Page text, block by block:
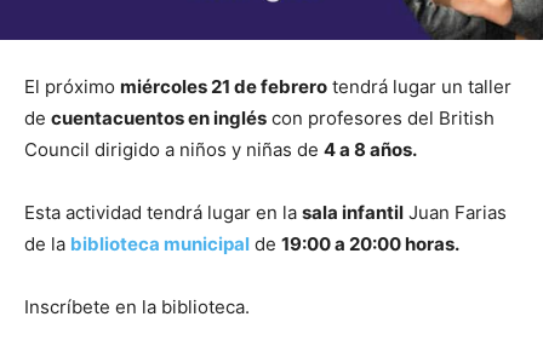
El próximo miércoles 21 de febrero tendrá lugar un taller
de cuentacuentos en inglés con profesores del British
Council dirigido a niños y niñas de 4 a 8 años.
Esta actividad tendrá lugar en la sala infantil Juan Farias
de la biblioteca municipal de 19:00 a 20:00 horas.
Inscríbete en la biblioteca.